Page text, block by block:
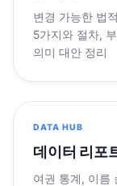
변경 가능한 법
5가지와 절차,
의미 대안 정리
DATA HUB
데이터 리포
여권 통계, 이름